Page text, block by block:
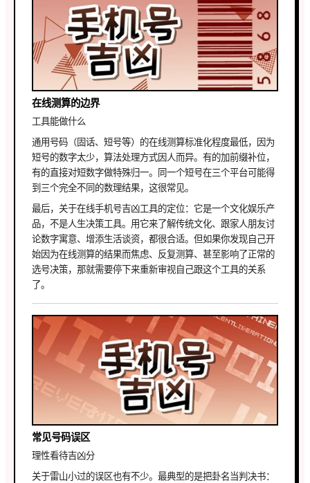
在线测算的边界
工具能做什么
通用号码（固话、短号等）的在线测算标准化程度最低，因为
短号的数字太少，算法处理方式因人而异。有的加前缀补位，
有的直接对短数字做特殊归一。同一个短号在三个平台可能得
到三个完全不同的数理结果，这很常见。
最后，关于在线手机号吉凶工具的定位：它是一个文化娱乐产
品，不是人生决策工具。用它来了解传统文化、跟家人朋友讨
论数字寓意、增添生活谈资，都很合适。但如果你发现自己开
始因为在线测算的结果而焦虑、反复测算、甚至影响了正常的
选号决策，那就需要停下来重新审视自己跟这个工具的关系
了。
常见号码误区
理性看待吉凶分
关于雷山小过的误区也有不少。最典型的是把卦名当判决书：